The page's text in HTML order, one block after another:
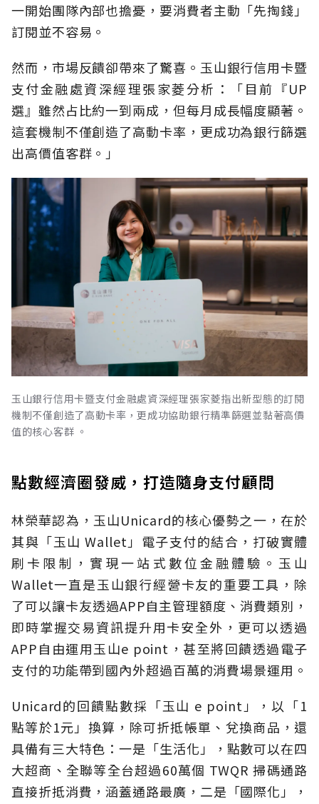
一開始團隊內部也擔憂，要消費者主動「先掏錢」
訂閱並不容易。
然而，市場反饋卻帶來了驚喜。玉山銀行信用卡暨
支付金融處資深經理張家菱分析：「目前『UP
選』雖然占比約一到兩成，但每月成長幅度顯著。
這套機制不僅創造了高動卡率，更成功為銀行篩選
出高價值客群。」
玉山銀行信用卡暨支付金融處資深經理張家菱指出新型態的訂閱
機制不僅創造了高動卡率，更成功協助銀行精準篩選並黏著高價
值的核心客群 。
點數經濟圈發威，打造隨身支付顧問
林榮華認為，玉山Unicard的核心優勢之一，在於
其與「玉山 Wallet」電子支付的結合，打破實體
刷卡限制，實現一站式數位金融體驗。玉山
Wallet一直是玉山銀行經營卡友的重要工具，除
了可以讓卡友透過APP自主管理額度、消費類別，
即時掌握交易資訊提升用卡安全外，更可以透過
APP自由運用玉山e point，甚至將回饋透過電子
支付的功能帶到國內外超過百萬的消費場景運用。
Unicard的回饋點數採「玉山 e point」，以「1
點等於1元」換算，除可折抵帳單、兌換商品，還
具備有三大特色：一是「生活化」，點數可以在四
大超商、全聯等全台超過60萬個 TWQR 掃碼通路
直接折抵消費，涵蓋通路最廣，二是「國際化」，